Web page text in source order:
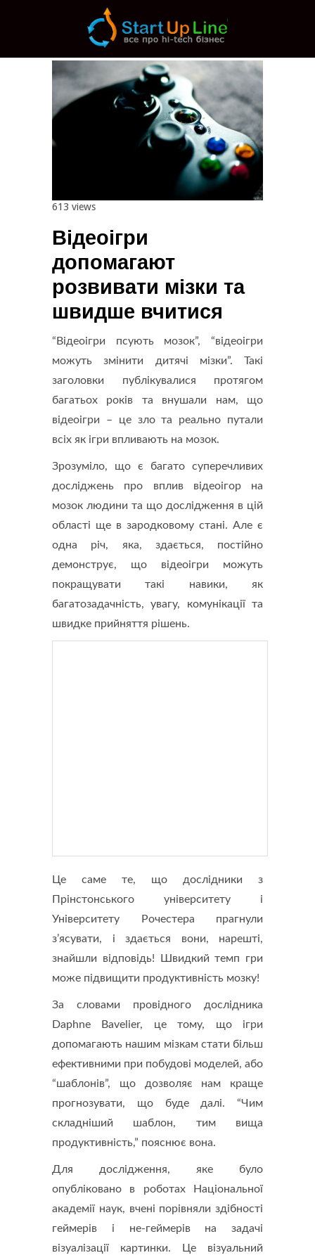
Main menu
Post navigation
613 views
Відеоігри
допомагают
розвивати мізки та
швидше вчитися
“Відеоігри псують мозок”, “відеоігри
можуть змінити дитячі мізки”. Такі
заголовки публікувалися протягом
багатьох років та внушали нам, що
відеоігри – це зло та реально путали
всіх як ігри впливають на мозок.
Зрозуміло, що є багато суперечливих
досліджень про вплив відеоігор на
мозок людини та що дослідження в цій
області ще в зародковому стані. Але є
одна річ, яка, здається, постійно
демонструє, що відеоігри можуть
покращувати такі навики, як
багатозадачність, увагу, комунікації та
швидке прийняття рішень.
Це саме те, що дослідники з
Прінстонського університету і
Університету Рочестера прагнули
з’ясувати, і здається вони, нарешті,
знайшли відповідь! Швидкий темп гри
може підвищити продуктивність мозку!
За словами провідного дослідника
Daphne Bavelier, це тому, що ігри
допомагають нашим мізкам стати більш
ефективними при побудові моделей, або
“шаблонів”, що дозволяє нам краще
прогнозувати, що буде далі. “Чим
складніший шаблон, тим вища
продуктивність,” пояснює вона.
Для дослідження, яке було
опубліковано в роботах Національної
академії наук, вчені порівняли здібності
геймерів і не-геймерів на задачі
візуалізації картинки. Це візуальний